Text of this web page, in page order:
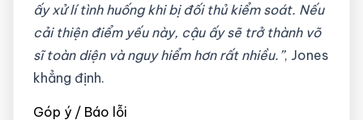
ấy xử lí tình huống khi bị đối thủ kiểm soát. Nếu
cải thiện điểm yếu này, cậu ấy sẽ trở thành võ
sĩ toàn diện và nguy hiểm hơn rất nhiều.”, Jones
khẳng định.
Góp ý / Báo lỗi